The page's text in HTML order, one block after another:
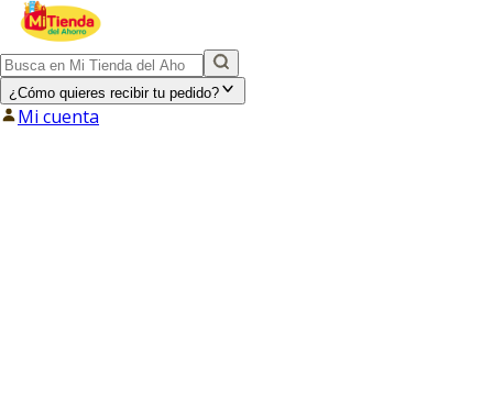
¿Cómo quieres recibir tu pedido?
Mi cuenta